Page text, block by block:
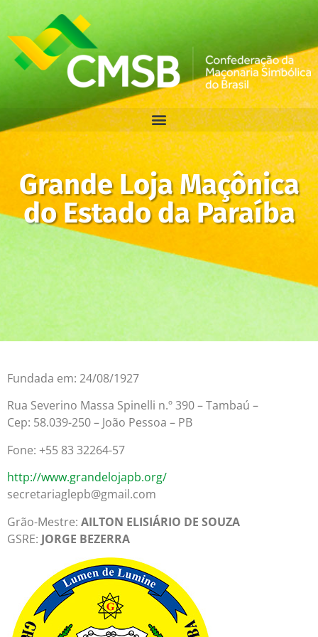
Grande Loja Maçônica
do Estado da Paraíba
Fundada em: 24/08/1927
Rua Severino Massa Spinelli n.º 390 – Tambaú –
Cep: 58.039-250 – João Pessoa – PB
Fone: +55 83 32264-57
http://www.grandelojapb.org/
secretariaglepb@gmail.com
Grão-Mestre: AILTON ELISIÁRIO DE SOUZA
GSRE: JORGE BEZERRA